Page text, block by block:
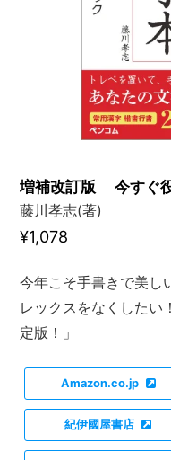
増補改訂版 今すぐ役
藤川孝志(著)
¥1,078
今年こそ手書きで美し
レックスをなくしたい
定版！」
Amazon.co.jp
紀伊國屋書店